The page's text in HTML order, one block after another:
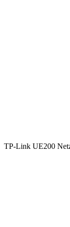
TP-Link UE200